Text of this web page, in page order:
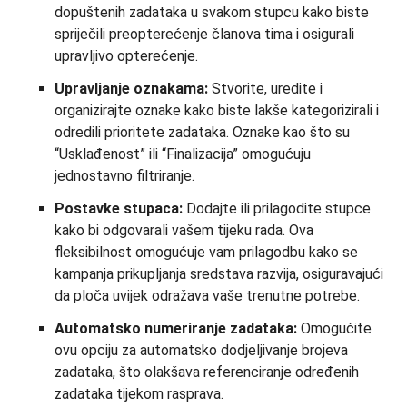
dopuštenih zadataka u svakom stupcu kako biste
spriječili preopterećenje članova tima i osigurali
upravljivo opterećenje.
Upravljanje oznakama: Stvorite, uredite i
organizirajte oznake kako biste lakše kategorizirali i
odredili prioritete zadataka. Oznake kao što su
“Usklađenost” ili “Finalizacija” omogućuju
jednostavno filtriranje.
Postavke stupaca: Dodajte ili prilagodite stupce
kako bi odgovarali vašem tijeku rada. Ova
fleksibilnost omogućuje vam prilagodbu kako se
kampanja prikupljanja sredstava razvija, osiguravajući
da ploča uvijek odražava vaše trenutne potrebe.
Automatsko numeriranje zadataka: Omogućite
ovu opciju za automatsko dodjeljivanje brojeva
zadataka, što olakšava referenciranje određenih
zadataka tijekom rasprava.